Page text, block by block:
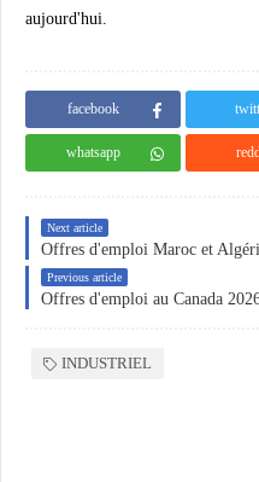
aujourd'hui.
facebook
whatsapp
Next article
Previous article
INDUSTRIEL